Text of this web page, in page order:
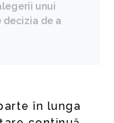
unui
decizia de a
în lunga